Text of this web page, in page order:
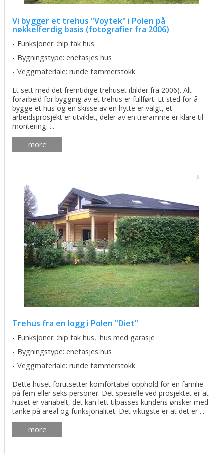
Vi bygger et trehus "Voytek" i Polen på
nøkkelferdig basis (fotografier fra 2006)
Funksjoner: :hip tak hus
Bygningstype: enetasjes hus
Veggmateriale: runde tømmerstokk
Et sett med det fremtidige trehuset (bilder fra 2006). Alt
forarbeid for bygging av et trehus er fullført. Et sted for å
bygge et hus og en skisse av en hytte er valgt, et
arbeidsprosjekt er utviklet, deler av en treramme er klare til
montering. ...
more
Trehus fra en logg i Polen "Diet"
Funksjoner: :hip tak hus, :hus med garasje
Bygningstype: enetasjes hus
Veggmateriale: runde tømmerstokk
Dette huset forutsetter komfortabel opphold for en familie
på fem eller seks personer. Det spesielle ved prosjektet er at
huset er variabelt, det kan lett tilpasses kundens ønsker med
tanke på areal og funksjonalitet. Det viktigste er at det er ...
more